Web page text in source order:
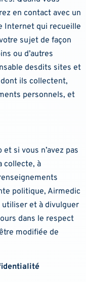
en contact avec un
Internet qui recueille
sujet de façon
ou d’autres
desdits sites et
ils collectent,
personnels, et
si vous n’avez pas
collecte, à
politique, Airmedic
utiliser et à divulguer
dans le respect
modifiée de